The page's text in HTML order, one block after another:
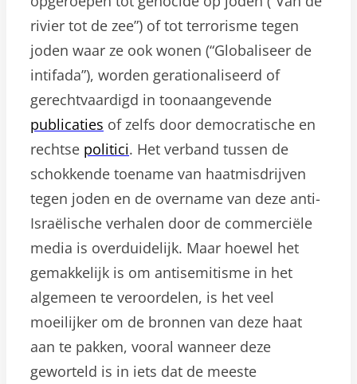
rivier tot de zee”) of tot terrorisme tegen
joden waar ze ook wonen (“Globaliseer de
intifada”), worden gerationaliseerd of
gerechtvaardigd in toonaangevende
publicaties of zelfs door democratische en
rechtse politici. Het verband tussen de
schokkende toename van haatmisdrijven
tegen joden en de overname van deze anti-
Israëlische verhalen door de commerciële
media is overduidelijk. Maar hoewel het
gemakkelijk is om antisemitisme in het
algemeen te veroordelen, is het veel
moeilijker om de bronnen van deze haat
aan te pakken, vooral wanneer deze
geworteld is in iets dat de meeste